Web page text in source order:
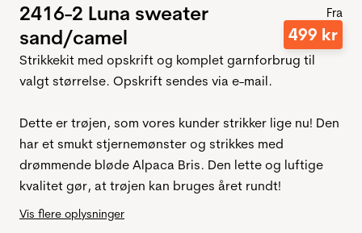
2416-2 Luna sweater
sand/camel
Fra
499 kr
Strikkekit med opskrift og komplet garnforbrug til
valgt størrelse. Opskrift sendes via e-mail.
Dette er trøjen, som vores kunder strikker lige nu! Den
har et smukt stjernemønster og strikkes med
drømmende bløde Alpaca Bris. Den lette og luftige
kvalitet gør, at trøjen kan bruges året rundt!
Vis flere oplysninger